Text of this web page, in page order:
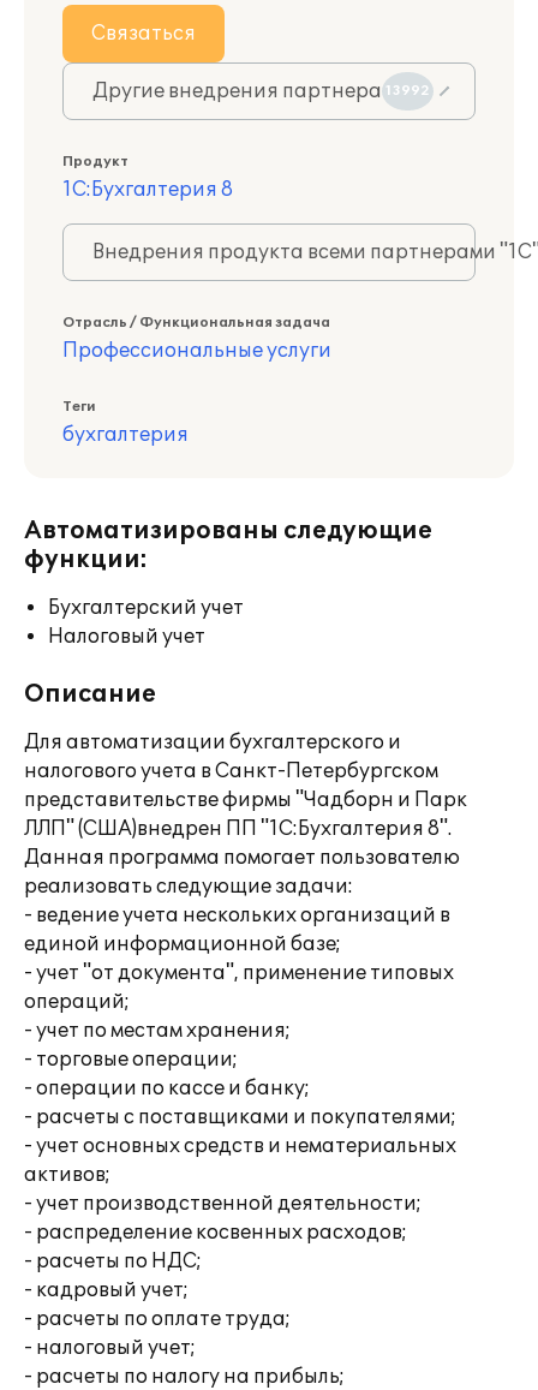
Связаться
Другие внедрения партнера 13992
Продукт
1С:Бухгалтерия 8
Внедрения продукта всеми партнерами
Отрасль / Функциональная задача
Профессиональные услуги
Теги
бухгалтерия
Автоматизированы следующие
функции:
Бухгалтерский учет
Налоговый учет
Описание
Для автоматизации бухгалтерского и
налогового учета в Санкт-Петербургском
представительстве фирмы "Чадборн и Парк
ЛЛП" (США)внедрен ПП "1С:Бухгалтерия 8".
Данная программа помогает пользователю
реализовать следующие задачи:
- ведение учета нескольких организаций в
единой информационной базе;
- учет "от документа", применение типовых
операций;
- учет по местам хранения;
- торговые операции;
- операции по кассе и банку;
- расчеты с поставщиками и покупателями;
- учет основных средств и нематериальных
активов;
- учет производственной деятельности;
- распределение косвенных расходов;
- расчеты по НДС;
- кадровый учет;
- расчеты по оплате труда;
- налоговый учет;
- расчеты по налогу на прибыль;